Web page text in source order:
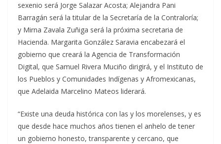
sexenio será Jorge Salazar Acosta; Alejandra Pani
Barragán será la titular de la Secretaría de la Contraloría;
y Mirna Zavala Zuñiga será la próxima secretaria de
Hacienda. Margarita González Saravia encabezará el
gobierno que creará la Agencia de Transformación
Digital, que Samuel Rivera Muciño dirigirá, y el Instituto de
los Pueblos y Comunidades Indígenas y Afromexicanas,
que Adelaida Marcelino Mateos liderará.
“Existe una deuda histórica con las y los morelenses, y es
que desde hace muchos años tienen el anhelo de tener
un gobierno honesto, transparente y cercano, que